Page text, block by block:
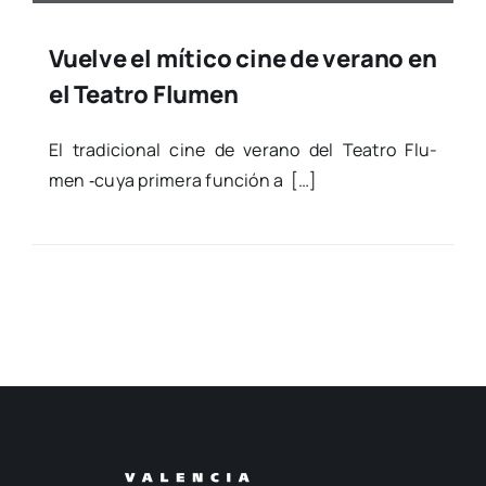
Vuelve el mítico cine de verano en
el Teatro Flumen
El tra­di­cio­nal cine de verano del Tea­tro Flu­
men ‑cuya pri­me­ra fun­ción a […]